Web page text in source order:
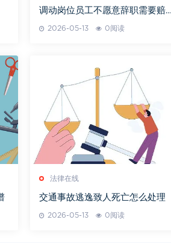
调动岗位员工不愿意辞职需要赔偿
2026-05-13 0阅读
法律在线
交通事故逃逸致人死亡怎么处理
2026-05-13 0阅读